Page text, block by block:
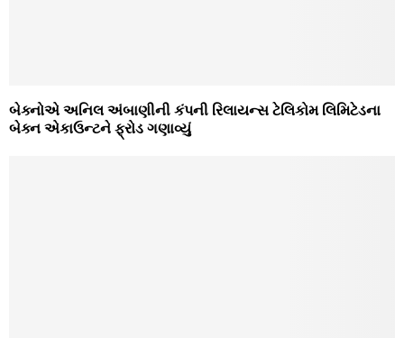
બેક્નોએ અનિલ અંબાણીની કંપની રિલાયન્સ ટેલિકોમ લિમિટેડના
બેક્ન એકાઉન્ટને ફ્રોડ ગણાવ્યું